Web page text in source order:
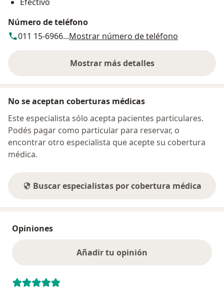
Número de teléfono
011 15-6966...Mostrar número de teléfono
Mostrar más detalles
sobre la dirección
No se aceptan coberturas médicas
Este especialista sólo acepta pacientes particulares.
Podés pagar como particular para reservar, o
encontrar otro especialista que acepte su cobertura
médica.
Buscar especialistas por cobertura médica
Opiniones
Añadir tu opinión